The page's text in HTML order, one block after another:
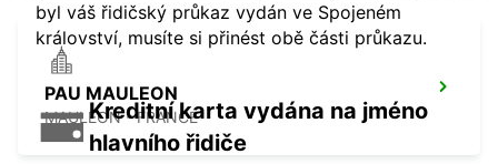
PAU MAULEON
MAULEON - FRANCE
byl váš řidičský průkaz vydán ve Spojeném
království, musíte si přinést obě části průkazu.
Kreditní karta vydána na jméno
hlavního řidiče